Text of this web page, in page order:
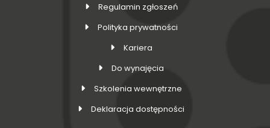
Regulamin zgłoszeń
Polityka prywatności
Kariera
Do wynajęcia
Szkolenia wewnętrzne
Deklaracja dostępności